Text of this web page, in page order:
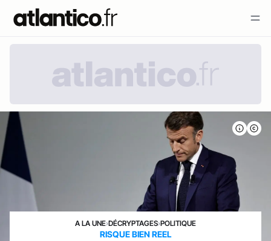
A LA UNE›DÉCRYPTAGES›POLITIQUE
RISQUE BIEN REEL